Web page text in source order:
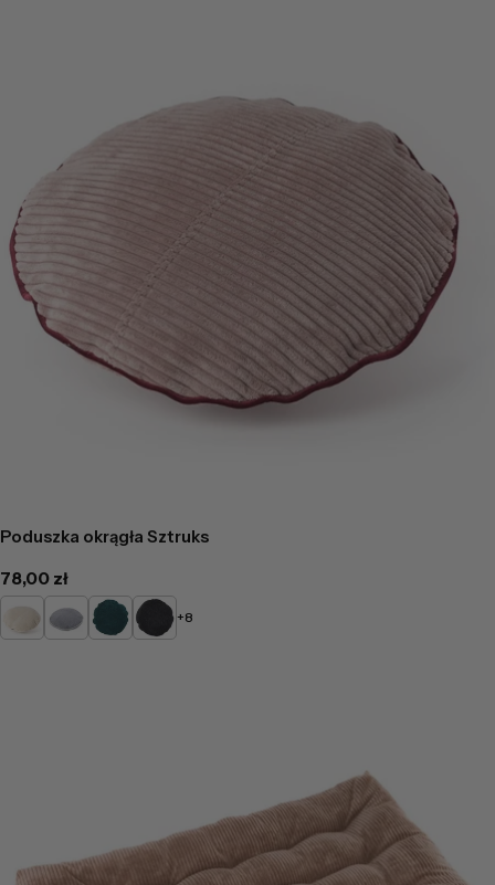
Poduszka okrągła Sztruks
Cena
regularna
78,00 zł
KremowyGołębiButelkowa
zieleń
Czarny+8